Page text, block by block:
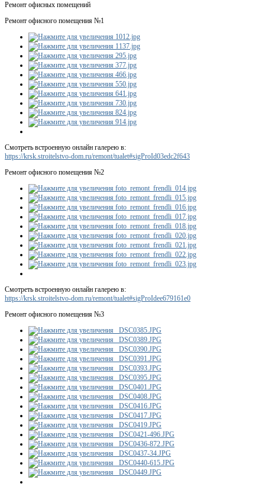
Ремонт офисных помещений
Ремонт офисного помещения №1
Смотреть встроенную онлайн галерею в:
https://krsk.stroitelstvo-dom.ru/remont/tualet#sigProId03edc2f643
Ремонт офисного помещения №2
Смотреть встроенную онлайн галерею в:
https://krsk.stroitelstvo-dom.ru/remont/tualet#sigProIdee679161e0
Ремонт офисного помещения №3